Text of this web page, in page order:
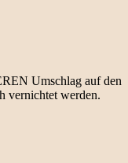
Umschlag auf den
vernichtet werden.